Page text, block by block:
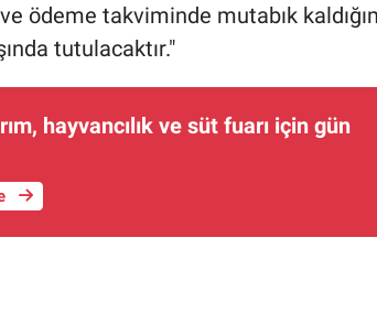
ödeme takviminde mutabık
tutulacaktır."
hayvancılık ve süt fuarı için gün